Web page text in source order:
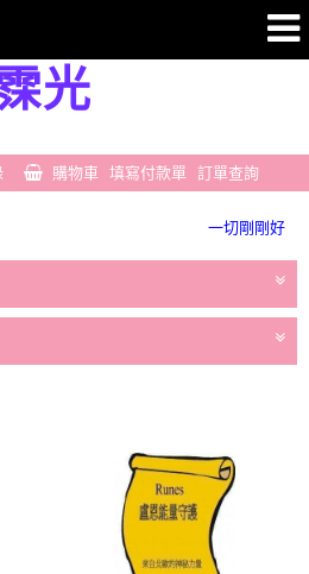
光
購物車 填寫付款單
訂單查詢
豐盛無所不在
一切剛剛好
豐盛無所不在